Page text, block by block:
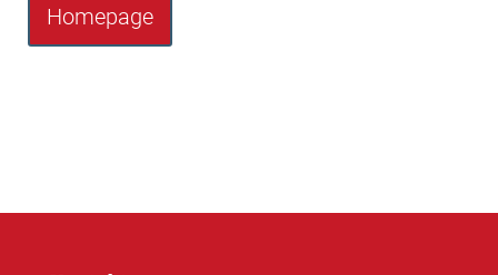
Homepage